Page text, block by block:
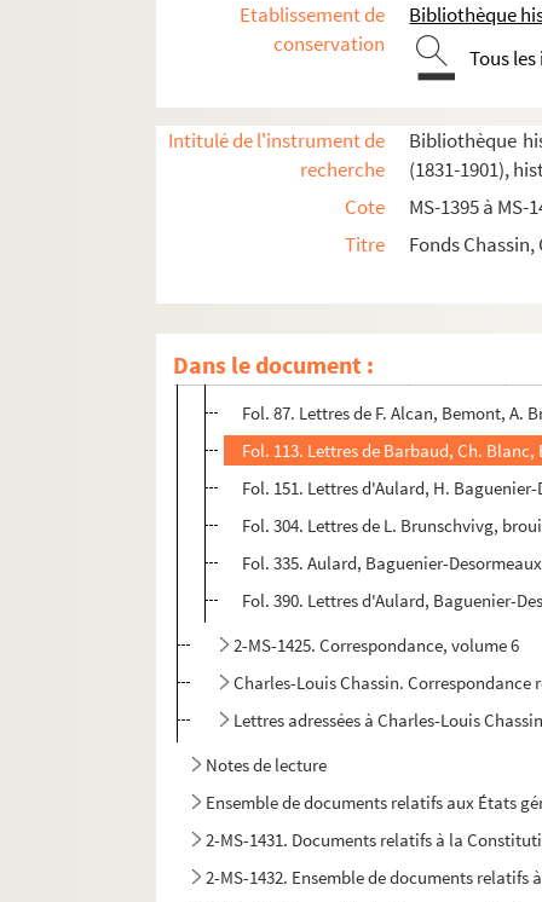
Etablissement de
conservation
Bibliothèque
Tous
Intitulé de l'instrument de
recherche
Bibliothèque
(1831-1901),
Cote
MS-1395 à MS-
Titre
Fonds
Dans le document :
Correspondance
8-MS-6473. Charles-Louis Chassin.
2-MS-1418. Correspondance d'Edgar
2-MS-1419. Correspondance de Jean
2-MS-1420. Correspondance au cours
2-MS-1421. Correspondance au cours
2-MS-1422. Correspondance, volume 3
2-MS-1424. Correspondance, volume 5
Fol. 1. Lettres d'Aulard, C. Barteneff,
Fol. 87. Lettres de F. Alcan, Bemont, A.
Fol. 113. Lettres de Barbaud, Ch.
Fol. 151. Lettres d'Aulard, H.
Fol. 304. Lettres de L. Brunschvivg,
Fol. 335. Aulard, Baguenier-
Fol. 390. Lettres d'Aulard, Baguenier-
2-MS-1425. Correspondance, volume 6
Charles-Louis Chassin.
Lettres adressées à Charles-Louis
Notes de lecture
Ensemble de documents relatifs aux États
2-MS-1431. Documents relatifs à la
2-MS-1432. Ensemble de documents